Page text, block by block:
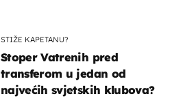
STIŽE KAPETANU?
Stoper Vatrenih pred
transferom u jedan od
najvećih svjetskih klubova?